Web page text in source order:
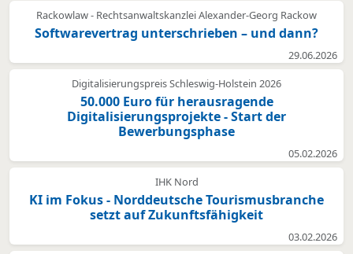
Rackowlaw - Rechtsanwaltskanzlei Alexander-Georg Rackow
Softwarevertrag unterschrieben – und dann?
29.06.2026
Digitalisierungspreis Schleswig-Holstein 2026
50.000 Euro für herausragende
Digitalisierungsprojekte - Start der
Bewerbungsphase
05.02.2026
IHK Nord
KI im Fokus - Norddeutsche Tourismusbranche
setzt auf Zukunftsfähigkeit
03.02.2026